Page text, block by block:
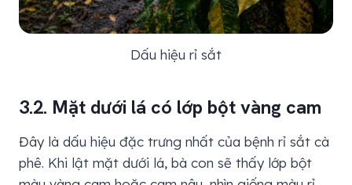
Dấu hiệu rỉ sắt
3.2. Mặt dưới lá có lớp bột vàng cam
Đây là dấu hiệu đặc trưng nhất của bệnh rỉ sắt cà
phê. Khi lật mặt dưới lá, bà con sẽ thấy lớp bột